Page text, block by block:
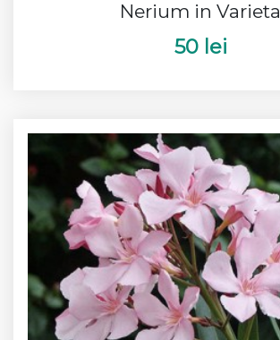
Nerium in Varieta
50 lei